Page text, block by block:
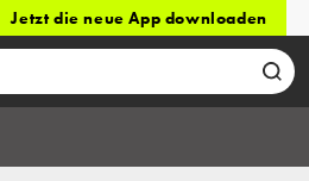
Jetzt die neue App downloaden